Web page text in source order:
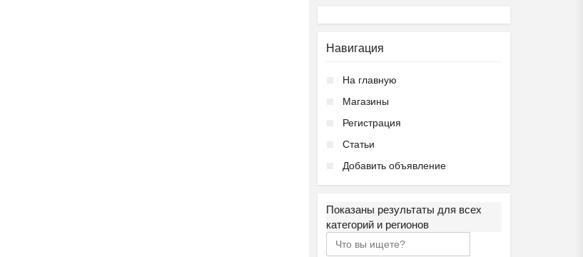
Навигация
На главную
Магазины
Регистрация
Статьи
Добавить объявление
Показаны результаты для всех
категорий и регионов